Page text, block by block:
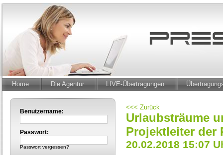
Home Die Agentur LIVE-Übertragungen
Benutzername:
Passwort:
Passwort vergessen?
<<< Zurück
Urlaubsträume
Projektleiter der
20.02.2018 15:07